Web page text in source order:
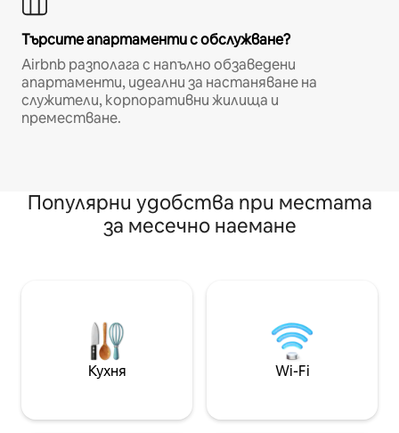
Търсите апартаменти с обслужване?
Airbnb разполага с напълно обзаведени
апартаменти, идеални за настаняване на
служители, корпоративни жилища и
преместване.
Популярни удобства при местата
за месечно наемане
Кухня Wi-Fi